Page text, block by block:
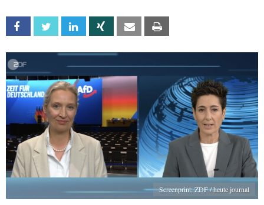
Facebook Twitter Linkedin Xing Email
Screenprint: ZDF / heute journal